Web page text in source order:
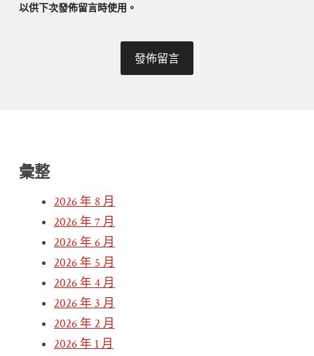
以供下次發佈留言時使用。
彙整
2026 年 8 月
2026 年 7 月
2026 年 6 月
2026 年 5 月
2026 年 4 月
2026 年 3 月
2026 年 2 月
2026 年 1 月